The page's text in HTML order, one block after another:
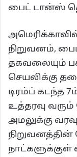
பைட் டான்ஸ்
அமெரிக்காவில்
நிறுவனம்,
தகவலையும்
செயலிக்கு
டிரம்ப் கடந்த
உத்தரவு
அமலுக்கு
நாட்களுக்குள்